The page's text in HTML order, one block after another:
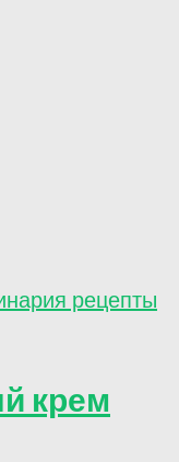
рецепты
крем